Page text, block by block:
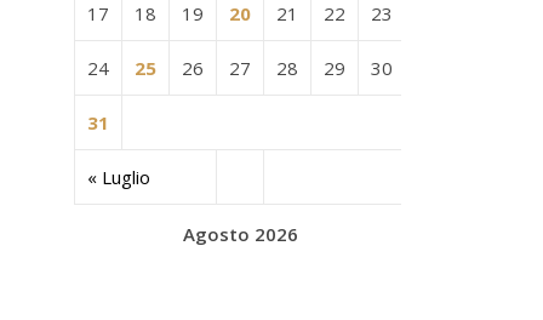
Agosto 2026
« Luglio
17 18 19 20 21 22 23
24 25 26 27 28 29 30
31